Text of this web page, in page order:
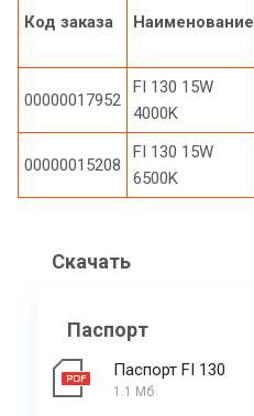
Код заказа Наименование
00000017952
FI 130 15W
4000K
00000015208
FI 130 15W
6500K
Скачать
Паспорт
Паспорт FI 130
1.1 Мб